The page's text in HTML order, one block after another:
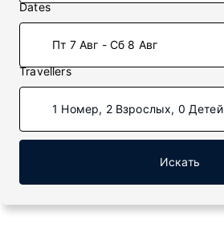
Dates
Пт 7 Авг - Сб 8 Авг
Travellers
1 Номер, 2 Взрослых, 0 Детей
Искать